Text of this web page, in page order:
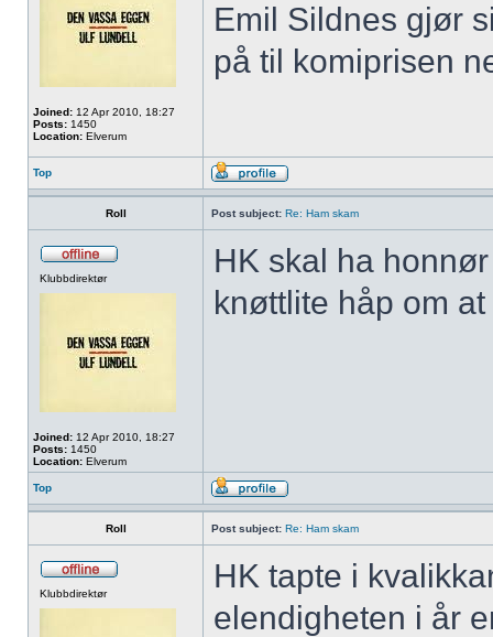
Joined: 12 Apr 2010, 18:27
Posts: 1450
Location: Elverum
Emil Sildnes gjør
på til komiprisen
Top
Roll Post subject: Re: Ham skam
Klubbdirektør
Joined: 12 Apr 2010, 18:27
Posts: 1450
Location: Elverum
HK skal ha
knøttlite håp om
Top
Roll Post subject: Re: Ham skam
Klubbdirektør
HK tapte i
elendigheten i år